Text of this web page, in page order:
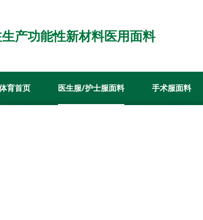
产功能性新材料医用面料
育首页 医生服/护士服面料 手术服面料